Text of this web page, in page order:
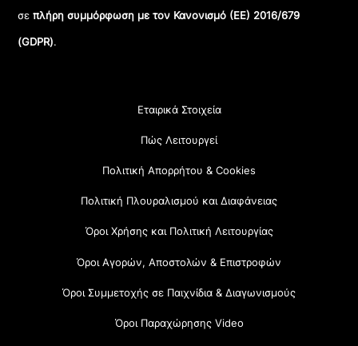
σεπλήρη συμμόρφωση με τον Κανονισμό (ΕΕ) 2016/679
(GDPR).
Εταιρικά Στοιχεία
Πώς Λειτουργεί
Πολιτική Απορρήτου & Cookies
Πολιτική Πλουραλισμού και Διαφάνειας
Όροι Χρήσης και Πολιτική Λειτουργίας
Όροι Αγορών, Αποστολών & Επιστροφών
Όροι Συμμετοχής σε Παιχνίδια & Διαγωνισμούς
Όροι Παραχώρησης Video